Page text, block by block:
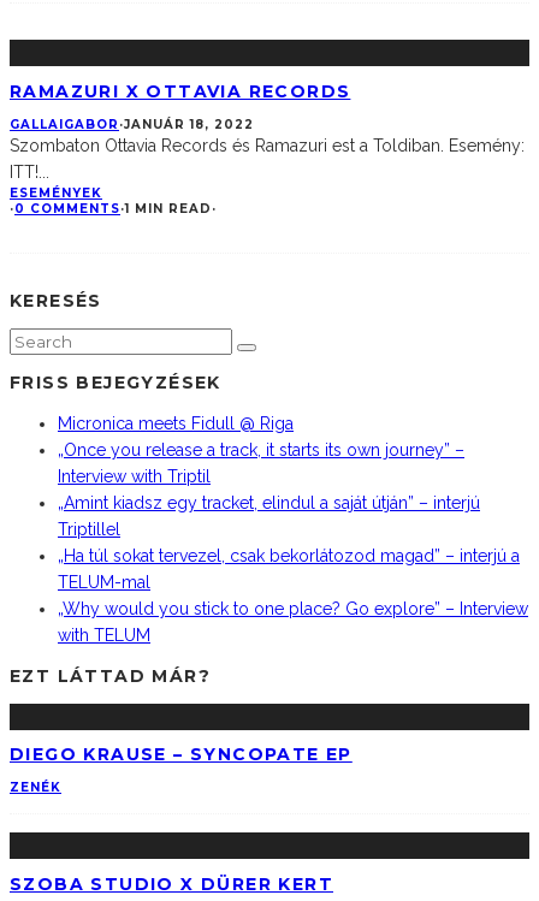
RAMAZURI X OTTAVIA RECORDS
GALLAIGABOR ·JANUÁR 18, 2022
Szombaton Ottavia Records és Ramazuri est a Toldiban. Esemény:
ITT!
ESEMÉNYEK
·0 COMMENTS·1 MIN READ ·
KERESÉS
FRISS BEJEGYZÉSEK
Micronica meets Fidull @ Riga
„Once you release a track, it starts its own journey” –
Interview with Triptil
„Amint kiadsz egy tracket, elindul a saját útján” – interjú
Triptillel
„Ha túl sokat tervezel, csak bekorlátozod magad” – interjú a
TELUM-mal
„Why would you stick to one place? Go explore” – Interview
with TELUM
EZT LÁTTAD MÁR?
DIEGO KRAUSE – SYNCOPATE EP
ZENÉK
SZOBA STUDIO X DÜRER KERT